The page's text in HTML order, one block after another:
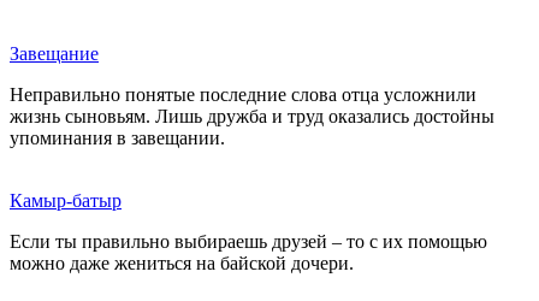
Завещание
Неправильно понятые последние слова отца усложнили
жизнь сыновьям. Лишь дружба и труд оказались достойны
упоминания в завещании.
Камыр-батыр
Если ты правильно выбираешь друзей – то с их помощью
можно даже жениться на байской дочери.